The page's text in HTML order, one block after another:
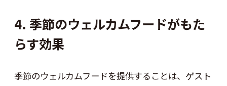
4. 季節のウェルカムフードがもた
らす効果
季節のウェルカムフードを提供することは、ゲスト